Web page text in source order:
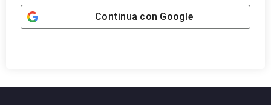
Continua con Google